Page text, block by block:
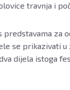
travnja i
predstavama
se prikazivati
dijela istoga